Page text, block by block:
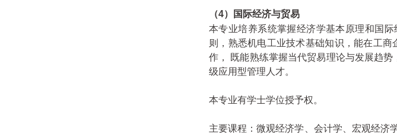
（4）
国际经济与贸易
本专业培养系统掌握经济学基本原理和国
则，熟悉机电工业技术基础知识，能在工
作， 既能熟练掌握当代贸易理论与发展趋
级应用型管理人才。
本专业有学士学位授予权。
主要课程：微观经济学、会计学、宏观经济